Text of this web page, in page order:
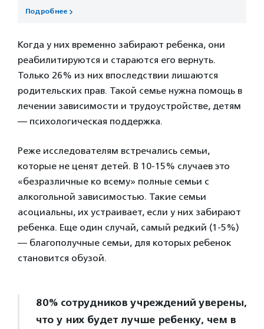
Подробнее
Когда у них временно забирают ребенка, они
реабилитируются и стараются его вернуть.
Только 26% из них впоследствии лишаются
родительских прав. Такой семье нужна помощь в
лечении зависимости и трудоустройстве, детям
— психологическая поддержка.
Реже исследователям встречались семьи,
которые не ценят детей. В 10-15% случаев это
«безразличные ко всему» полные семьи с
алкогольной зависимостью. Такие семьи
асоциальны, их устраивает, если у них забирают
ребенка. Еще один случай, самый редкий (1-5%)
— благополучные семьи, для которых ребенок
становится обузой.
80% сотрудников учреждений уверены,
что у них будет лучше ребенку, чем в